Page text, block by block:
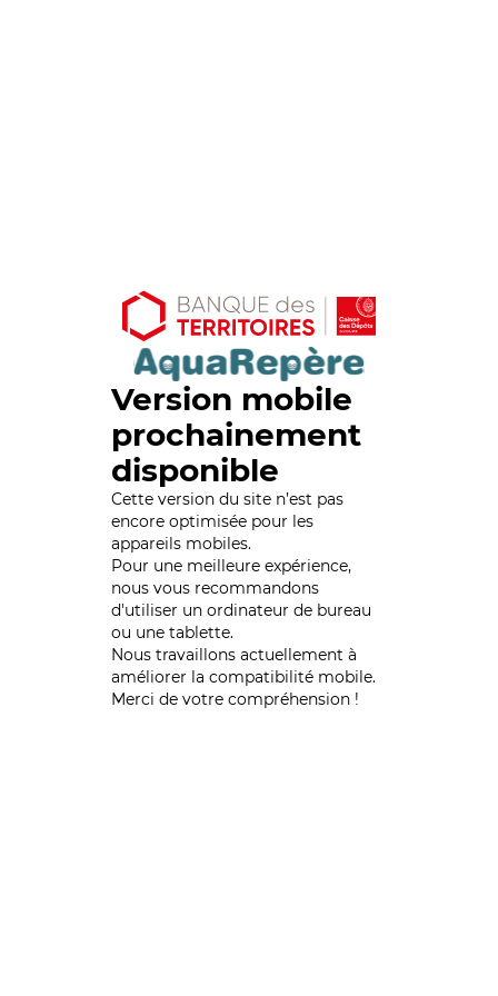
Version mobile
prochainement
disponible
Cette version du site n’est pas
encore optimisée pour les
appareils mobiles.
Pour une meilleure expérience,
nous vous recommandons
d'utiliser un ordinateur de bureau
ou une tablette.
Nous travaillons actuellement à
améliorer la compatibilité mobile.
Merci de votre compréhension !